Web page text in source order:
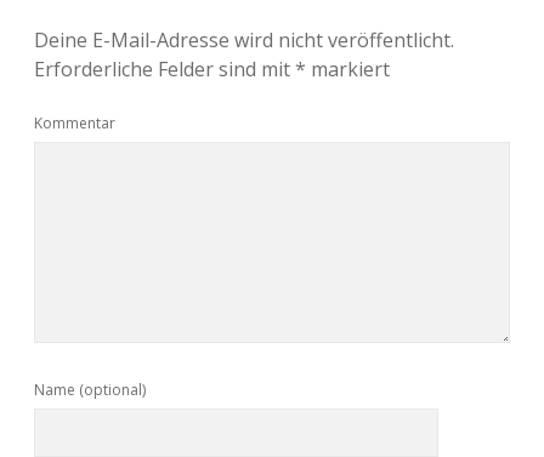
Deine E-Mail-Adresse wird nicht veröffentlicht.
Erforderliche Felder sind mit* markiert
Kommentar
Name (optional)